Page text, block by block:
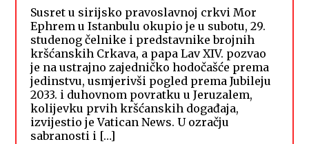
Susret u sirijsko pravoslavnoj crkvi Mor
Ephrem u Istanbulu okupio je u subotu, 29.
studenog čelnike i predstavnike brojnih
kršćanskih Crkava, a papa Lav XIV. pozvao
je na ustrajno zajedničko hodočašće prema
jedinstvu, usmjerivši pogled prema Jubileju
2033. i duhovnom povratku u Jeruzalem,
kolijevku prvih kršćanskih događaja,
izvijestio je Vatican News. U ozračju
sabranosti i […]